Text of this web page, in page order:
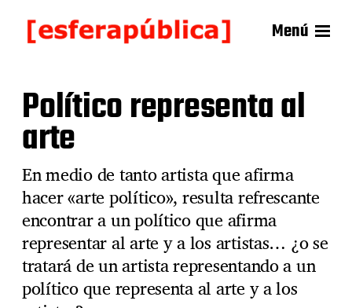
Menú
Político representa al
arte
En medio de tanto artista que afirma
hacer «arte político», resulta refrescante
encontrar a un político que afirma
representar al arte y a los artistas… ¿o se
tratará de un artista representando a un
político que representa al arte y a los